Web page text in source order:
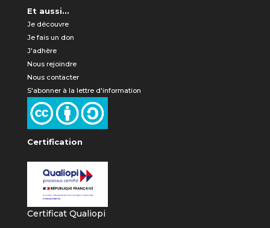
Et aussi...
Je découvre
Je fais un don
J'adhère
Nous rejoindre
Nous contacter
S'abonner à la lettre d'information
Certification
Certificat Qualiopi